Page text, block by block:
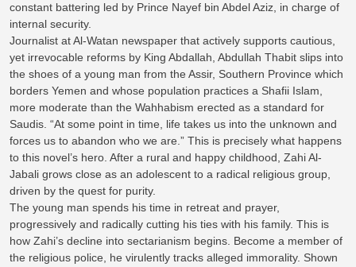
constant battering led by Prince Nayef bin Abdel Aziz, in charge of
internal security.
Journalist at Al-Watan newspaper that actively supports cautious,
yet irrevocable reforms by King Abdallah, Abdullah Thabit slips into
the shoes of a young man from the Assir, Southern Province which
borders Yemen and whose population practices a Shafii Islam,
more moderate than the Wahhabism erected as a standard for
Saudis. “At some point in time, life takes us into the unknown and
forces us to abandon who we are.” This is precisely what happens
to this novel’s hero. After a rural and happy childhood, Zahi Al-
Jabali grows close as an adolescent to a radical religious group,
driven by the quest for purity.
The young man spends his time in retreat and prayer,
progressively and radically cutting his ties with his family. This is
how Zahi’s decline into sectarianism begins. Become a member of
the religious police, he virulently tracks alleged immorality. Shown